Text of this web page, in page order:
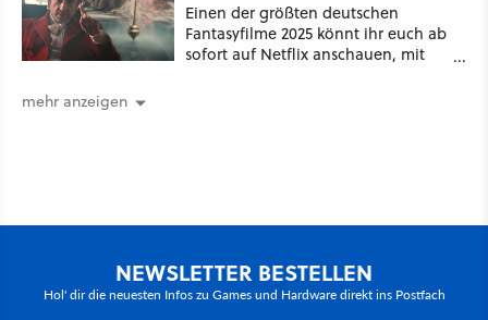
Einen der größten deutschen
Fantasyfilme 2025 könnt ihr euch ab
sofort auf Netflix anschauen, mit
mehr anzeigen
NEWSLETTER BESTELLEN
Hol' dir die neuesten Infos zu Games und Hardware direkt ins Postfach